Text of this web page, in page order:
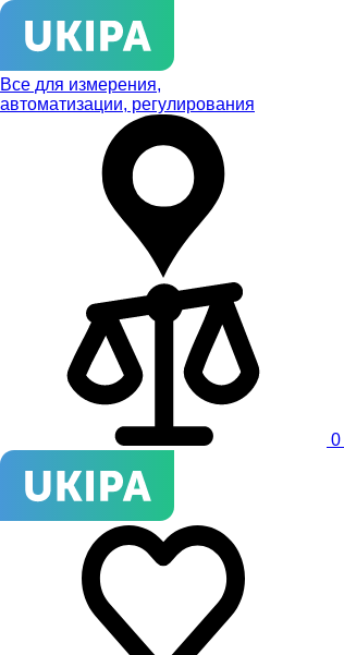
Все для измерения,
автоматизации, регулирования
0